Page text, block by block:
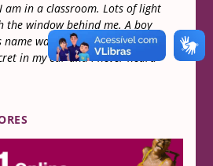
am in a classroom. Lots of light
the window behind me. A boy
was Philippe  came up
in my ear and I never heard
Online 2021